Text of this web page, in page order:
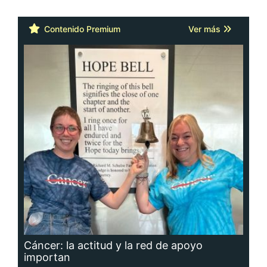
Contenido Premium Ver más
Cáncer: la actitud y la red de apoyo
importan